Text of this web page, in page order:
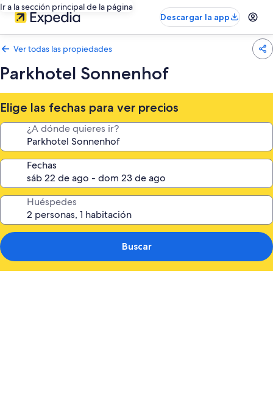
Ir a la sección principal de la página
Descargar la app
Ver todas las propiedades
Parkhotel Sonnenhof
Elige las fechas para ver precios
¿A dónde quieres ir?
Fechas
Huéspedes
Buscar